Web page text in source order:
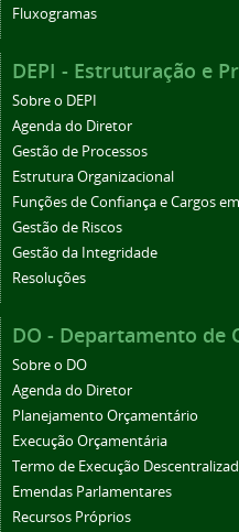
Fluxogramas
DEPI - Estruturação e
Sobre o DEPI
Agenda do Diretor
Gestão de Processos
Estrutura Organizacional
Funções de Confiança e Cargos
Gestão de Riscos
Gestão da Integridade
Resoluções
DO - Departamento de
Sobre o DO
Agenda do Diretor
Planejamento Orçamentário
Execução Orçamentária
Termo de Execução
Emendas Parlamentares
Recursos Próprios